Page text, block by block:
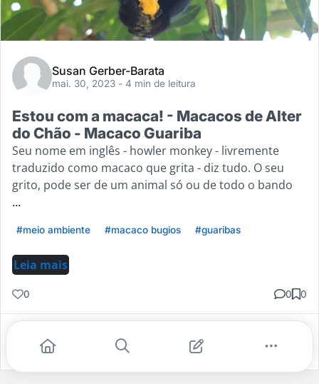
Susan Gerber-Barata
mai. 30, 2023 - 4 min de leitura
Estou com a macaca! - Macacos de Alter
do Chão - Macaco Guariba
Seu nome em inglês - howler monkey - livremente
traduzido como macaco que grita - diz tudo. O seu
grito, pode ser de um animal só ou de todo o bando
...
#meio ambiente #macaco bugios #guaribas
Leia mais
0 0 0
Gostei Comentar Salvar